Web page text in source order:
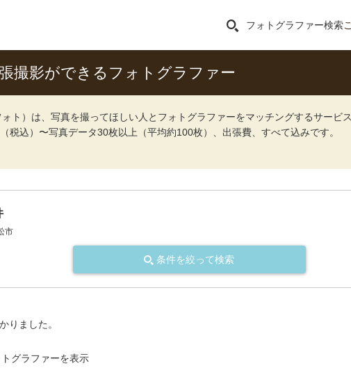
フォトグラファー検索
撮影ができるフォトグラファー
ト）は、写真を撮ってほしい人とフォトグラファーをマッチングするサービス
税込）〜写真データ30枚以上（平均約100枚）、出張費、すべて込みです。
市
条件を絞って検索
りました。
グラファーを表示